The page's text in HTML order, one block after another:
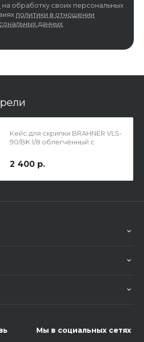
на обработку своих персональных
политики в отношении
данных
Кейс для скрипки BRAHNER VLS-
90/BK 1/8 облегчённый с
карманом, 2 лямки, форма
трапеция, чёрный
2 400 р.
Мы в социальных сетях